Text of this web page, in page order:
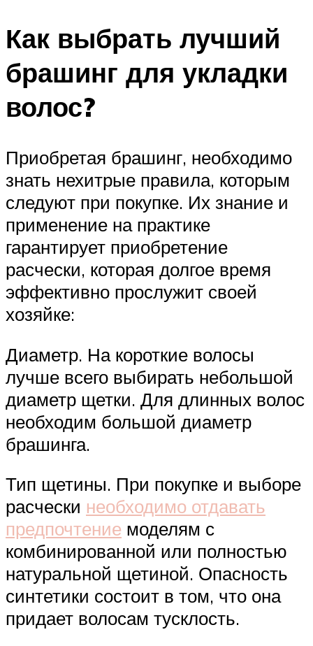
Как выбрать лучший
брашинг для укладки
волос?
Приобретая брашинг, необходимо
знать нехитрые правила, которым
следуют при покупке. Их знание и
применение на практике
гарантирует приобретение
расчески, которая долгое время
эффективно прослужит своей
хозяйке:
Диаметр. На короткие волосы
лучше всего выбирать небольшой
диаметр щетки. Для длинных волос
необходим большой диаметр
брашинга.
Тип щетины. При покупке и выборе
расчески необходимо отдавать
предпочтение моделям с
комбинированной или полностью
натуральной щетиной. Опасность
синтетики состоит в том, что она
придает волосам тусклость.